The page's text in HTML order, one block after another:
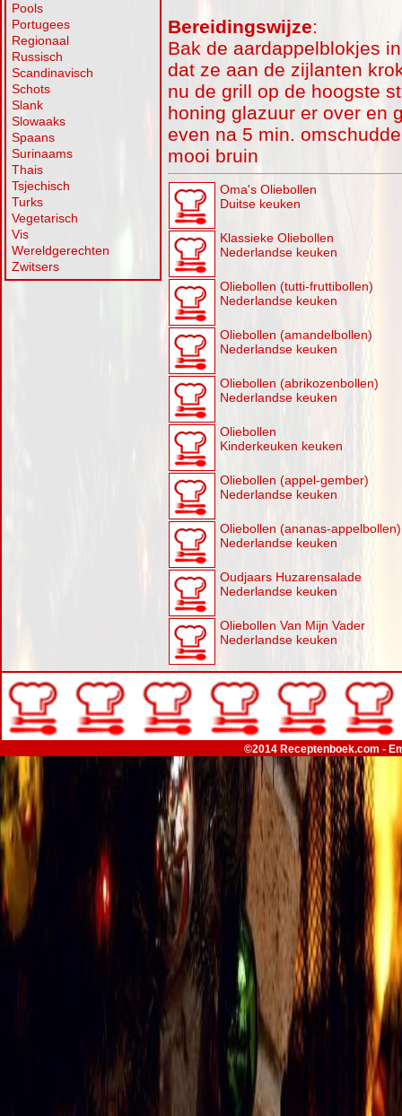
Pools
Portugees
Regionaal
Russisch
Scandinavisch
Schots
Slank
Slowaaks
Spaans
Surinaams
Thais
Tsjechisch
Turks
Vegetarisch
Vis
Wereldgerechten
Zwitsers
Bereidingswijze:
Bak de aardappelblokjes
dat ze aan de zijlanten
nu de grill op de hoogste
honing glazuur er over en
even na 5 min.
mooi bruin
Oma's Oliebollen
Duitse keuken
Klassieke Oliebollen
Nederlandse keuken
Oliebollen (tutti-fruttibollen)
Nederlandse keuken
Oliebollen (amandelbollen)
Nederlandse keuken
Oliebollen (abrikozenbollen)
Nederlandse keuken
Oliebollen
Kinderkeuken keuken
Oliebollen (appel-gember)
Nederlandse keuken
Oliebollen (ananas-appelbollen)
Nederlandse keuken
Oudjaars Huzarensalade
Nederlandse keuken
Oliebollen Van Mijn Vader
Nederlandse keuken
©2014 Receptenboek.com -